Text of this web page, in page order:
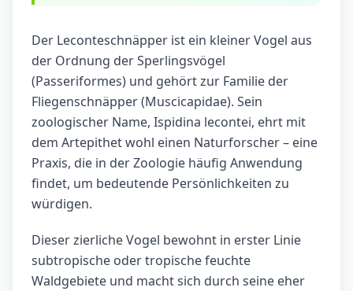
Der Leconteschnäpper ist ein kleiner Vogel aus
der Ordnung der Sperlingsvögel
(Passeriformes) und gehört zur Familie der
Fliegenschnäpper (Muscicapidae). Sein
zoologischer Name, Ispidina lecontei, ehrt mit
dem Artepithet wohl einen Naturforscher – eine
Praxis, die in der Zoologie häufig Anwendung
findet, um bedeutende Persönlichkeiten zu
würdigen.
Dieser zierliche Vogel bewohnt in erster Linie
subtropische oder tropische feuchte
Waldgebiete und macht sich durch seine eher